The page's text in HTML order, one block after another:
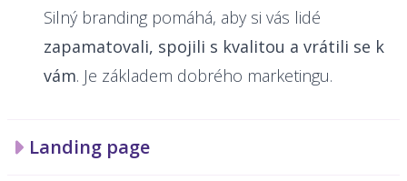
Silný branding pomáhá, aby si vás lidé
zapamatovali, spojili s kvalitou a vrátili se k
vám. Je základem dobrého marketingu.
Landing page